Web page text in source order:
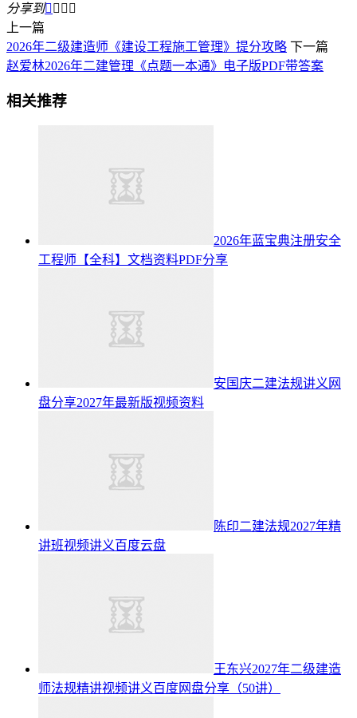
分享到   
上一篇
2026年二级建造师《建设工程施工管理》提分攻略 下一篇
赵爱林2026年二建管理《点题一本通》电子版PDF带答案
相关推荐
2026年蓝宝典注册安全
工程师【全科】文档资料PDF分享
安国庆二建法规讲义网
盘分享2027年最新版视频资料
陈印二建法规2027年精
讲班视频讲义百度云盘
王东兴2027年二级建造
师法规精讲视频讲义百度网盘分享（50讲）